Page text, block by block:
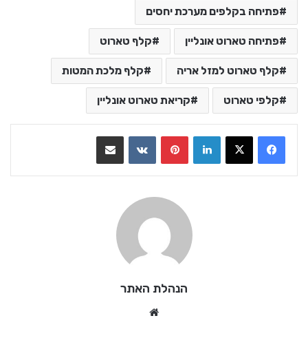
פתיחה בקלפים מערכת יחסים
פתיחה טארוט אונליין קלף טארוט
קלף טארוט למזל אריה קלף מלכת המטות
קלפי טארוט קריאת טארוט אונליין
LinkedIn
VKontakte
הנהלת האתר